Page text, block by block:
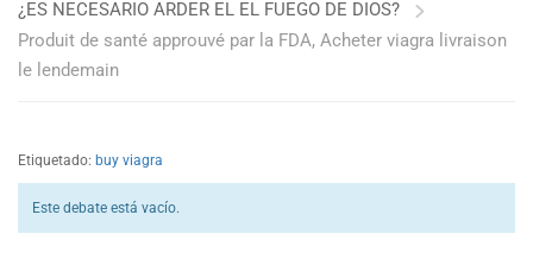
¿ES NECESARIO ARDER EL EL FUEGO DE DIOS?
Produit de santé approuvé par la FDA, Acheter viagra livraison
le lendemain
Etiquetado: buy viagra
Este debate está vacío.